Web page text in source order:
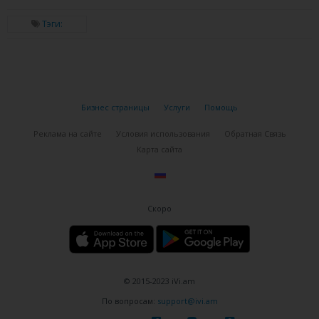
Тэги:
Бизнес страницы Услуги Помощь
Реклама на сайте Условия использования
Обратная Связь
Карта сайта
Скоро
© 2015-2023 iVi.am
По вопросам: support@ivi.am